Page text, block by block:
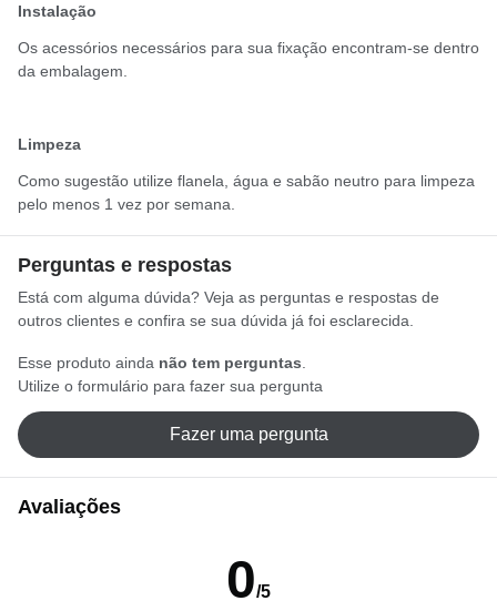
Instalação
Os acessórios necessários para sua fixação encontram-se dentro
da embalagem.
Limpeza
Como sugestão utilize flanela, água e sabão neutro para limpeza
pelo menos 1 vez por semana.
Perguntas e respostas
Está com alguma dúvida? Veja as perguntas e respostas de
outros clientes e confira se sua dúvida já foi esclarecida.
Esse produto ainda não tem perguntas
Utilize o formulário para fazer sua pergunta
Fazer uma pergunta
Avaliações
0/5